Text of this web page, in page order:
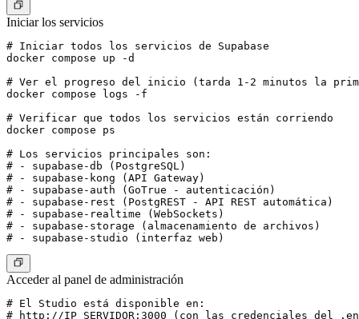
Iniciar los servicios
# Iniciar todos los servicios de Supabase
docker compose up -d
# Ver el progreso del inicio (tarda 1-2 minutos la
docker compose logs -f
# Verificar que todos los servicios están corriendo
docker compose ps
# Los servicios principales son:
# - supabase-db (PostgreSQL)
# - supabase-kong (API Gateway)
# - supabase-auth (GoTrue - autenticación)
# - supabase-rest (PostgREST - API REST automática)
# - supabase-realtime (WebSockets)
# - supabase-storage (almacenamiento de archivos)
Acceder al panel de administración
# El Studio está disponible en:
# http://IP_SERVIDOR:3000 (con las credenciales del